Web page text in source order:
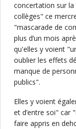
concertation sur la
collèges" ce
"mascarade de
plus d’un mois
qu'elles y voient
oublier les effets
manque de
publics".
Elles y voient
et d’entre soi" car
faire appris en